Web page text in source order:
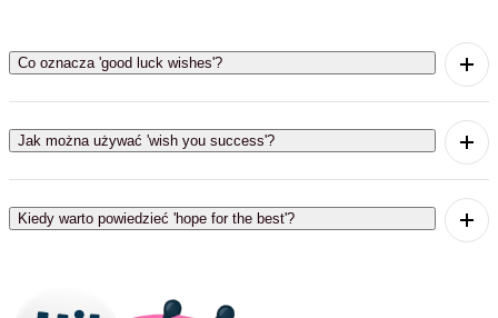
Co oznacza 'good luck wishes'?
The phrase 'good luck wishes' means expressing
hope that someone will succeed.
Jak można używać 'wish you success'?
You can use 'wish you success' to encourage
someone before an important event.
Kiedy warto powiedzieć 'hope for the best'?